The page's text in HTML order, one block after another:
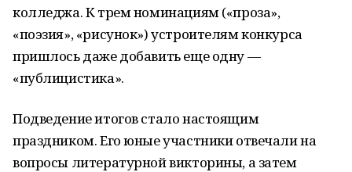
колледжа. К трем номинациям («проза»,
«поэзия», «рисунок») устроителям конкурса
пришлось даже добавить еще одну —
«публицистика».
Подведение итогов стало настоящим
праздником. Его юные участники отвечали на
вопросы литературной викторины, а затем